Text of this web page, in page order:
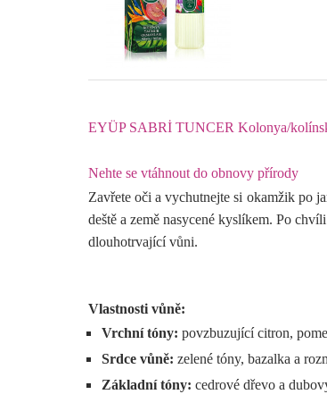
EYÜP SABRİ TUNCER Kolonya/
Nehte se vtáhnout do obnovy přírody
Zavřete oči a vychutnejte si okamžik po
deště a země nasycené kyslíkem. Po
dlouhotrvající vůni.
Vlastnosti vůně:
Vrchní tóny: povzbuzující citron,
Srdce vůně: zelené tóny, bazalka a
Základní tóny: cedrové dřevo a